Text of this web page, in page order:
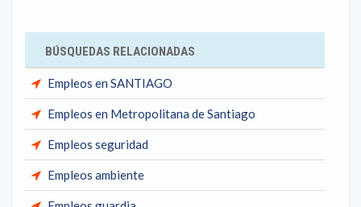
BÚSQUEDAS RELACIONADAS
Empleos en SANTIAGO
Empleos en Metropolitana de Santiago
Empleos seguridad
Empleos ambiente